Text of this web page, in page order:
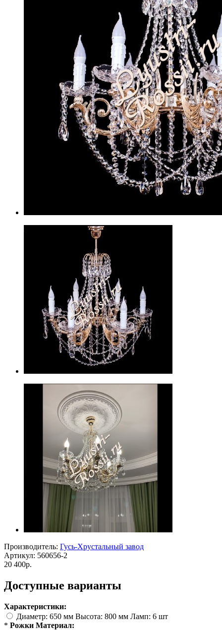
Производитель: Гусь-Хрустальный завод
Артикул: 560656-2
20 400р.
Доступные варианты
Характеристики:
Диаметр: 650 мм Высота: 800 мм Ламп: 6 шт
* Рожки Материал: